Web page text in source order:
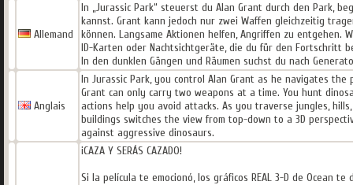
Allemand
In „Jurassic Park“ steuerst du Alan Grant durch den Park,
kannst. Grant kann jedoch nur zwei Waffen gleichzeitig
können. Langsame Aktionen helfen, Angriffen zu entgehen.
ID-Karten oder Nachtsichtgeräte, die du für den Fortschritt
In den dunklen Gängen und Räumen suchst du nach
Anglais
In Jurassic Park, you control Alan Grant as he navigates
Grant can only carry two weapons at a time. You hunt
actions help you avoid attacks. As you traverse jungles,
buildings switches the view from top-down to a 3D
against aggressive dinosaurs.
¡CAZA Y SERÁS CAZADO!
Si la película te emocionó, los gráficos REAL 3-D de Ocean